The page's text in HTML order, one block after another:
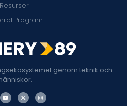
genom teknik och
Resurser
Program